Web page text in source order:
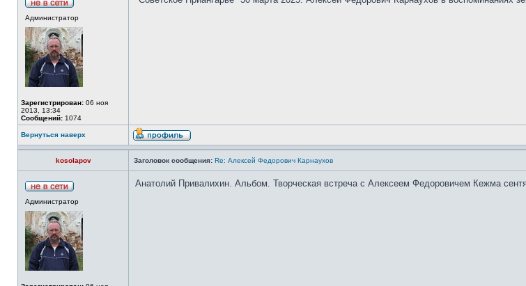
Администратор
Зарегистрирован: 06 ноя
2013, 13:34
Сообщений: 1074
Вернуться наверх
kosolapov Заголовок сообщения: Re: Алексей Федорович Карнаухов
Администратор
Анатолий Привалихин. Альбом. Творческая встреча с Алексеем Федоровичем Кежма